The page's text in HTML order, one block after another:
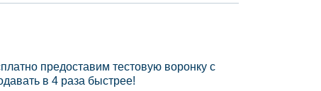
предоставим тестовую воронку с
в 4 раза быстрее!